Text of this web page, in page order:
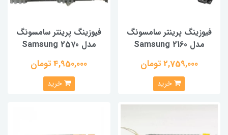
فیوزینگ پرینتر سامسونگ
مدل Samsung 2160
2,759,000 تومان
خرید
فیوزینگ پرینتر سامسونگ
مدل Samsung 2570
4,950,000 تومان
خرید